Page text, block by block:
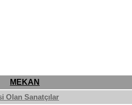
MEKAN
Olan Sanatçılar